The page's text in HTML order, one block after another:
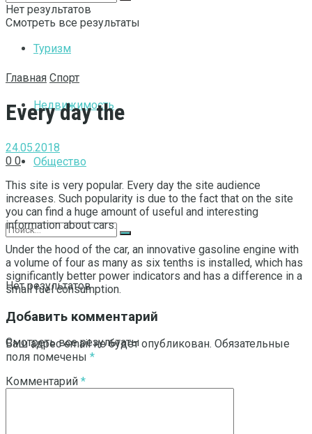
Туризм
Недвижимость
Общество
Нет результатов
Смотреть все результаты
Нет результатов
Смотреть все результаты
Главная Спорт
Every day the
24.05.2018
0 0
This site is very popular. Every day the site audience
increases. Such popularity is due to the fact that on the site
you can find a huge amount of useful and interesting
information about cars.
Under the hood of the car, an innovative gasoline engine with
a volume of four as many as six tenths is installed, which has
significantly better power indicators and has a difference in a
small fuel consumption.
Добавить комментарий
Ваш адрес email не будет опубликован. Обязательные
поля помечены *
Комментарий *